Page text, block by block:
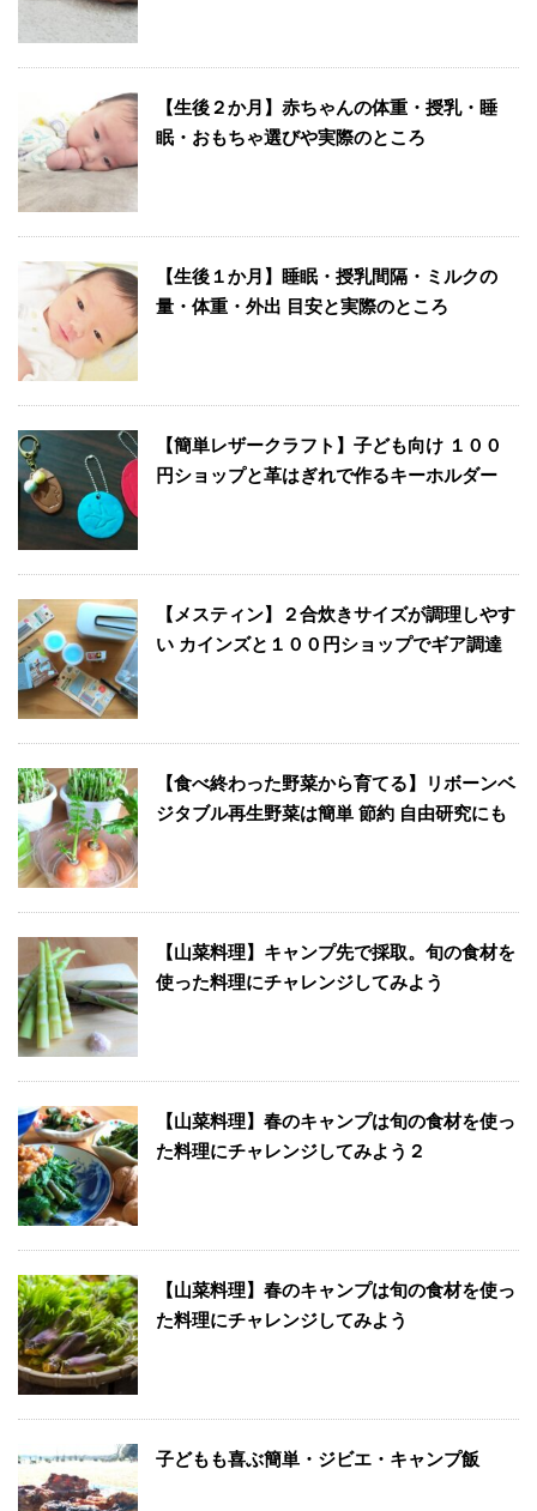
【生後２か月】赤ちゃんの体重・授乳・睡
眠・おもちゃ選びや実際のところ
【生後１か月】睡眠・授乳間隔・ミルクの
量・体重・外出 目安と実際のところ
【簡単レザークラフト】子ども向け １００
円ショップと革はぎれで作るキーホルダー
【メスティン】２合炊きサイズが調理しやす
い カインズと１００円ショップでギア調達
【食べ終わった野菜から育てる】リボーンベ
ジタブル再生野菜は簡単 節約 自由研究にも
【山菜料理】キャンプ先で採取。旬の食材を
使った料理にチャレンジしてみよう
【山菜料理】春のキャンプは旬の食材を使っ
た料理にチャレンジしてみよう２
【山菜料理】春のキャンプは旬の食材を使っ
た料理にチャレンジしてみよう
子どもも喜ぶ簡単・ジビエ・キャンプ飯